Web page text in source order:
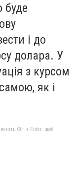
буде
і до
долара. У
з курсом
як і
Ctrl + Enter, щоб